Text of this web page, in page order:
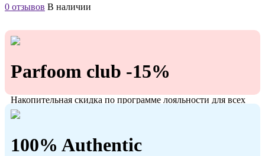
0 отзывов В наличии
Parfoom club -15%
Накопительная скидка по программе лояльности для всех
кто с нами!
100% Authentic